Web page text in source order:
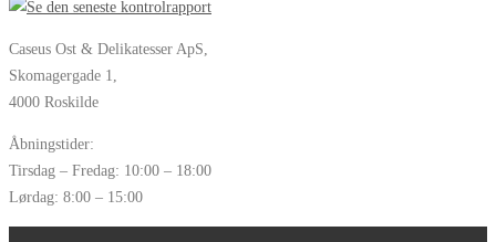
Caseus Ost & Delikatesser ApS,
Skomagergade 1,
4000 Roskilde
Åbningstider:
Tirsdag – Fredag: 10:00 – 18:00
Lørdag: 8:00 – 15:00